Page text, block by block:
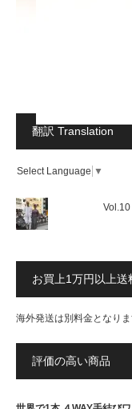
翻訳 Translation
Select Language ▼
お買上1万円以上送
海外発送は別料金となりま
評価の高い商品